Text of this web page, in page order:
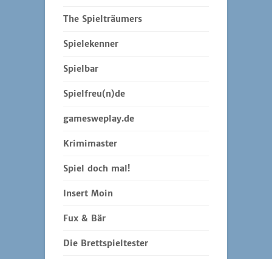
The Spielträumers
Spielekenner
Spielbar
Spielfreu(n)de
gamesweplay.de
Krimimaster
Spiel doch mal!
Insert Moin
Fux & Bär
Die Brettspieltester